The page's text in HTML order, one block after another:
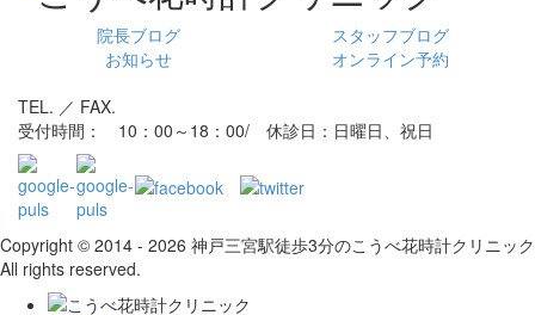
院長ブログ
スタッフブログ
お知らせ
オンライン予約
TEL. ／ FAX.
受付時間： 10：00～18：00/ 休診日：日曜日、祝日
Copyright © 2014 - 2026 神戸三宮駅徒歩3分のこうべ花時計クリニック
All rights reserved.